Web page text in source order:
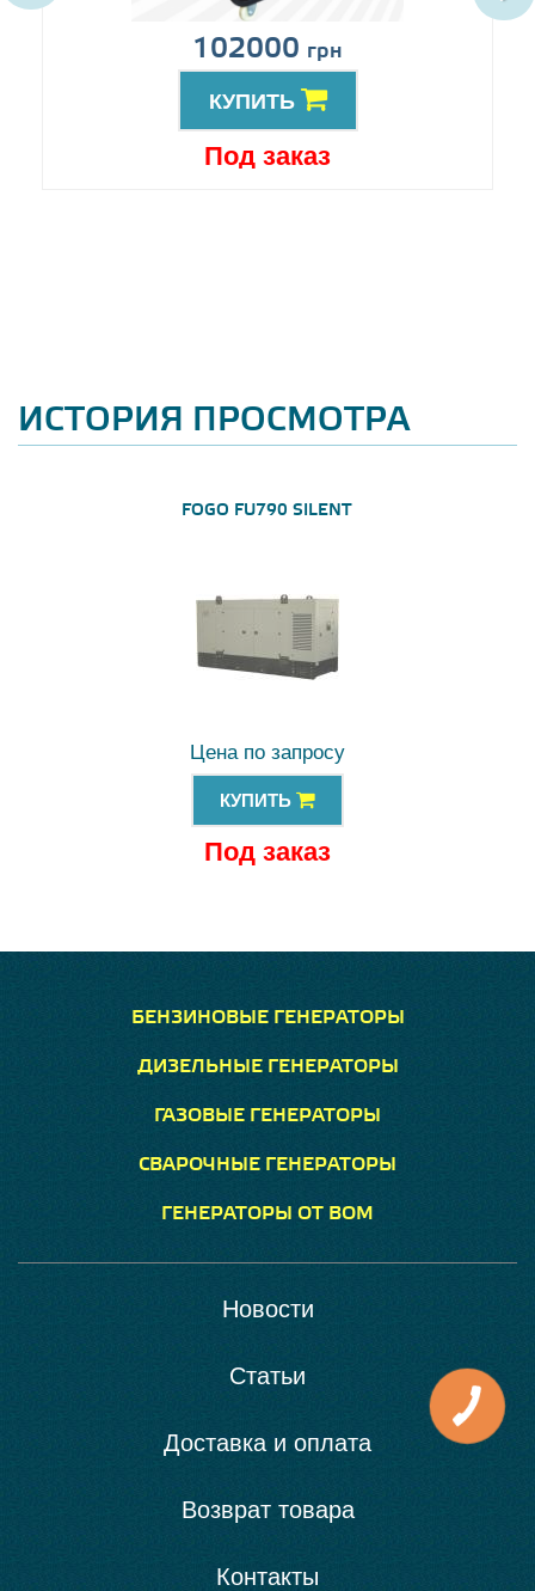
102000 грн
КУПИТЬ
Под заказ
ИСТОРИЯ ПРОСМОТРА
FOGO FU790 SILENT
Цена по запросу
КУПИТЬ
Под заказ
БЕНЗИНОВЫЕ ГЕНЕРАТОРЫ
ДИЗЕЛЬНЫЕ ГЕНЕРАТОРЫ
ГАЗОВЫЕ ГЕНЕРАТОРЫ
СВАРОЧНЫЕ ГЕНЕРАТОРЫ
ГЕНЕРАТОРЫ ОТ ВОМ
Новости
Статьи
Доставка и оплата
Возврат товара
Контакты